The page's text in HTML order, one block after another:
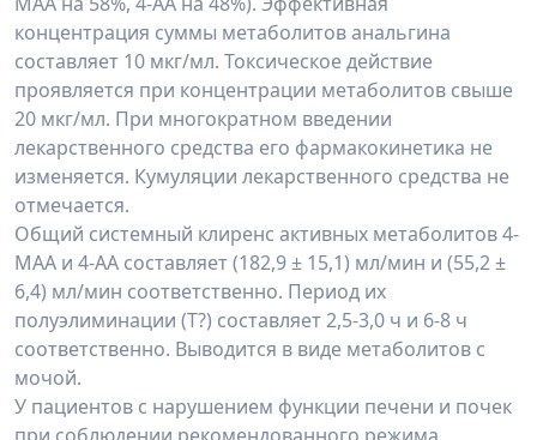
концентрация суммы метаболитов анальгина
составляет 10 мкг/мл. Токсическое действие
проявляется при концентрации метаболитов свыше
20 мкг/мл. При многократном введении
лекарственного средства его фармакокинетика не
изменяется. Кумуляции лекарственного средства не
отмечается.
Общий системный клиренс активных метаболитов 4-
МАА и 4-АА составляет (182,9 ± 15,1) мл/мин и (55,2 ±
6,4) мл/мин соответственно. Период их
полуэлиминации (T?) составляет 2,5-3,0 ч и 6-8 ч
соответственно. Выводится в виде метаболитов с
мочой.
У пациентов с нарушением функции печени и почек